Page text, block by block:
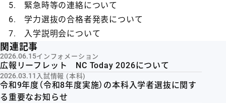
5. 緊急時等の連絡について
6. 学力選抜の合格者発表について
7. 入学説明会について
関連記事
2026.06.15インフォメーション
広報リーフレット NC Today 2026について
2026.03.11 入試情報 (本科)
令和9年度（令和8年度実施）の本科入学者選抜に関す
る重要なお知らせ